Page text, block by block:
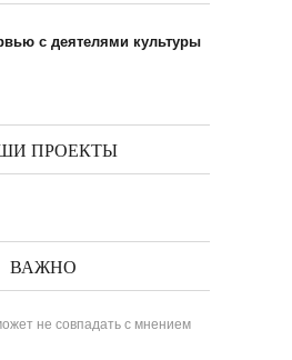
с деятелями культуры
ПРОЕКТЫ
ВАЖНО
не совпадать с мнением